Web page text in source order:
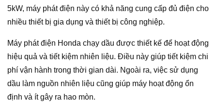
5kW, máy phát điện này có khả năng cung cấp đủ điện cho
nhiều thiết bị gia dụng và thiết bị công nghiệp.
Máy phát điện Honda chạy dầu được thiết kế để hoạt động
hiệu quả và tiết kiệm nhiên liệu. Điều này giúp tiết kiệm chi
phí vận hành trong thời gian dài. Ngoài ra, việc sử dụng
dầu làm nguồn nhiên liệu cũng giúp máy hoạt động ổn
định và ít gây ra hao mòn.